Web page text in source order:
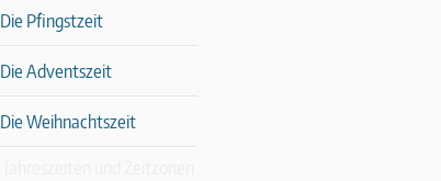
Die Pfingstzeit
Die Adventszeit
Die Weihnachtszeit